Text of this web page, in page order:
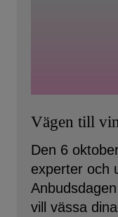
Vägen till
Den 6
experter och
vill vässa